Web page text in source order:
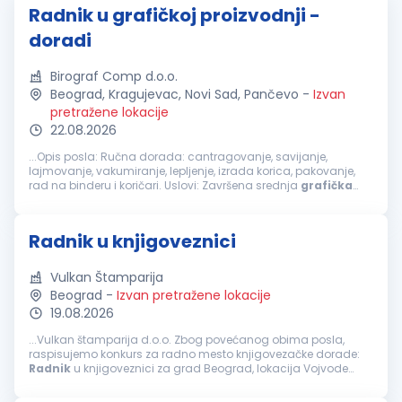
Radnik u grafičkoj proizvodnji -
doradi
Birograf Comp d.o.o.
Beograd, Kragujevac, Novi Sad, Pančevo - Izvan
pretražene lokacije
22.08.2026
...Opis posla: Ručna dorada: cantragovanje, savijanje,
lajmovanje, vakumiranje, lepljenje, izrada korica, pakovanje,
rad na binderu i koričari. Uslovi: Završena srednja grafička
Radnik u knjigoveznici
Vulkan Štamparija
Beograd - Izvan pretražene lokacije
19.08.2026
...Vulkan štamparija d.o.o. Zbog povećanog obima posla,
raspisujemo konkurs za radno mesto knjigovezačke dorade:
Radnik u knjigoveznici za grad Beograd, lokacija Vojvode